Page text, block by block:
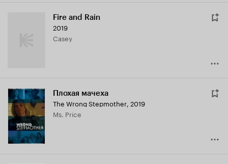
Fire and Rain
2019
Casey
Плохая мачеха
The Wrong Stepmother, 2019
Ms. Price